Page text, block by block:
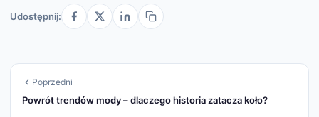
Udostępnij:
Poprzedni
Powrót trendów mody – dlaczego historia zatacza koło?